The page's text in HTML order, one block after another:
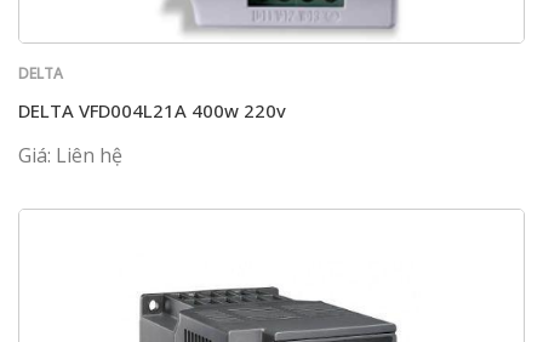
DELTA
DELTA VFD004L21A 400w 220v
Giá: Liên hệ